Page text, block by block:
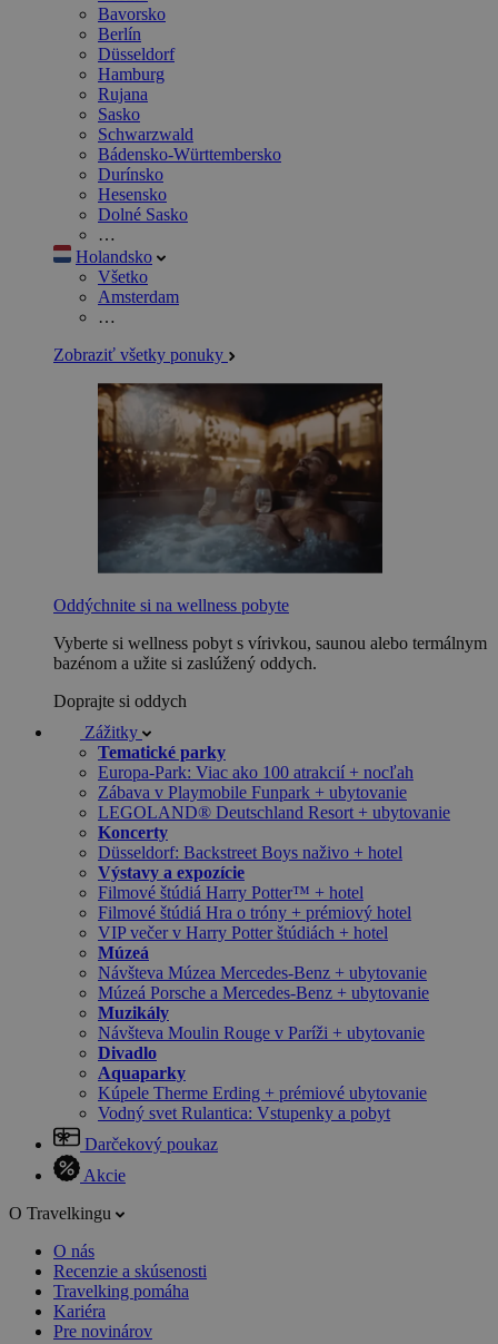
Bavorsko
Berlín
Düsseldorf
Hamburg
Rujana
Sasko
Schwarzwald
Bádensko-Württembersko
Durínsko
Hesensko
Dolné Sasko
…
Holandsko
Všetko
Amsterdam
…
Zobraziť všetky ponuky
Oddýchnite si na wellness pobyte
Vyberte si wellness pobyt s vírivkou, saunou alebo termálnym
bazénom a užite si zaslúžený oddych.
Doprajte si oddych
Zážitky
Tematické parky
Europa-Park: Viac ako 100 atrakcií + nocľah
Zábava v Playmobile Funpark + ubytovanie
LEGOLAND® Deutschland Resort + ubytovanie
Koncerty
Düsseldorf: Backstreet Boys naživo + hotel
Výstavy a expozície
Filmové štúdiá Harry Potter™ + hotel
Filmové štúdiá Hra o tróny + prémiový hotel
VIP večer v Harry Potter štúdiách + hotel
Múzeá
Návšteva Múzea Mercedes-Benz + ubytovanie
Múzeá Porsche a Mercedes-Benz + ubytovanie
Muzikály
Návšteva Moulin Rouge v Paríži + ubytovanie
Divadlo
Aquaparky
Kúpele Therme Erding + prémiové ubytovanie
Vodný svet Rulantica: Vstupenky a pobyt
Darčekový poukaz
Akcie
O Travelkingu
O nás
Recenzie a skúsenosti
Travelking pomáha
Kariéra
Pre novinárov